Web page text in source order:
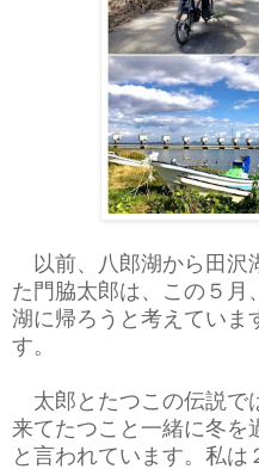
以前、八郎湖から田沢
た門脇太郎は、この５月
湖に帰ろうと考えていま
す。
太郎とたつこの伝説で
来てたつこと一緒に冬を
と言われています。私は